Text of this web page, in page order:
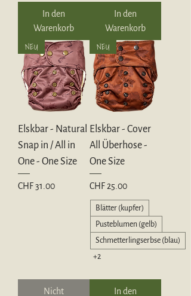
In den
Warenkorb
In den
Warenkorb
NEU
Elskbar - Natural
Snap in / All in
One - One Size
Preis
CHF 31.00
Nicht
NEU
Elskbar - Cover
All Überhose -
One Size
Preis
CHF 25.00
Blätter (kupfer)
Pusteblumen (gelb)
Schmetterlingserbse (blau)
+2
In den